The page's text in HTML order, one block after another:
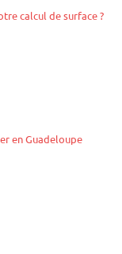
calcul de surface ?
en Guadeloupe